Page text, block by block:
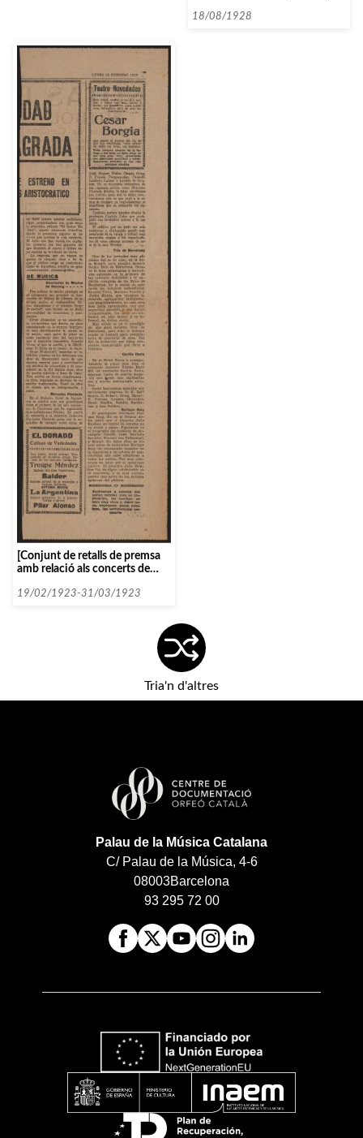
18/08/1928
[Conjunt de retalls de premsa
amb relació als concerts de
Alexanian]
19/02/1923-31/03/1923
Tria'n d'altres
Palau de la Música Catalana
C/ Palau de la Música, 4-6
08003Barcelona
93 295 72 00